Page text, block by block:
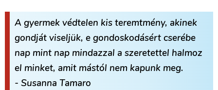
A gyermek védtelen kis teremtmény, akinek
gondját viseljük, e gondoskodásért cserébe
nap mint nap mindazzal a szeretettel halmoz
el minket, amit mástól nem kapunk meg.
- Susanna Tamaro